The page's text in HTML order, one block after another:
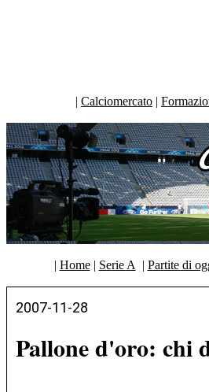
| Calciomercato |
| Home| Serie A | Partite di
2007-11-28
Pallone d'oro: chi